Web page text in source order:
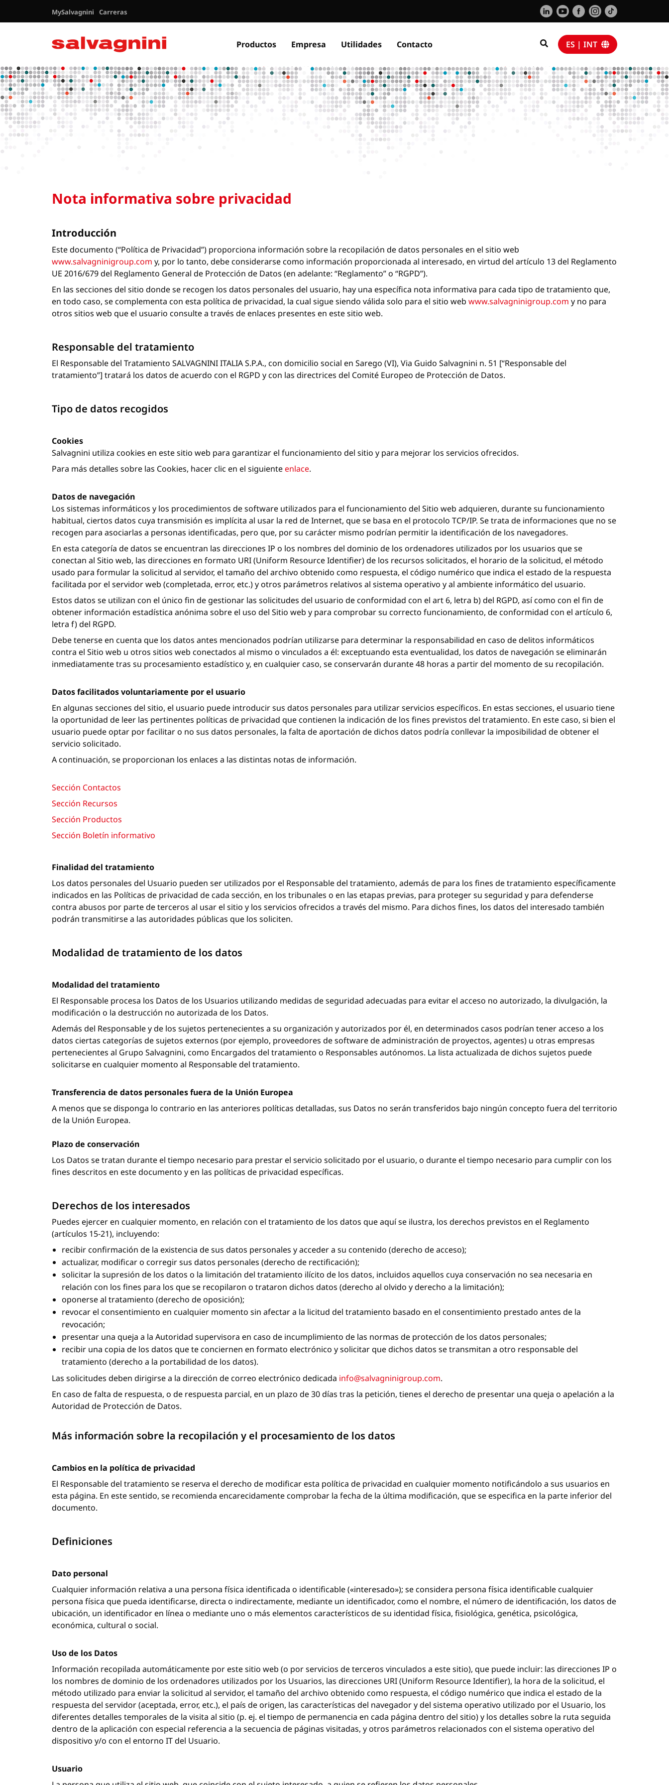
MySalvagnini Carreras
Productos Empresa Utilidades Contacto ES | INT
Nota informativa sobre privacidad
Introducción
Este documento (“Política de Privacidad”) proporciona información sobre la recopilación de datos personales en el sitio web
www.salvagninigroup.com y, por lo tanto, debe considerarse como información proporcionada al interesado, en virtud del artículo 13 del Reglamento
UE 2016/679 del Reglamento General de Protección de Datos (en adelante: “Reglamento” o “RGPD”).
En las secciones del sitio donde se recogen los datos personales del usuario, hay una específica nota informativa para cada tipo de tratamiento que,
en todo caso, se complementa con esta política de privacidad, la cual sigue siendo válida solo para el sitio web www.salvagninigroup.com y no para
otros sitios web que el usuario consulte a través de enlaces presentes en este sitio web.
Responsable del tratamiento
El Responsable del Tratamiento SALVAGNINI ITALIA S.P.A., con domicilio social en Sarego (VI), Via Guido Salvagnini n. 51 [“Responsable del
tratamiento”] tratará los datos de acuerdo con el RGPD y con las directrices del Comité Europeo de Protección de Datos.
Tipo de datos recogidos
Cookies
Salvagnini utiliza cookies en este sitio web para garantizar el funcionamiento del sitio y para mejorar los servicios ofrecidos.
Para más detalles sobre las Cookies, hacer clic en el siguienteenlace.
Datos de navegación
Los sistemas informáticos y los procedimientos de software utilizados para el funcionamiento del Sitio web adquieren, durante su funcionamiento
habitual, ciertos datos cuya transmisión es implícita al usar la red de Internet, que se basa en el protocolo TCP/IP. Se trata de informaciones que no se
recogen para asociarlas a personas identificadas, pero que, por su carácter mismo podrían permitir la identificación de los navegadores.
En esta categoría de datos se encuentran las direcciones IP o los nombres del dominio de los ordenadores utilizados por los usuarios que se
conectan al Sitio web, las direcciones en formato URI (Uniform Resource Identifier) de los recursos solicitados, el horario de la solicitud, el método
usado para formular la solicitud al servidor, el tamaño del archivo obtenido como respuesta, el código numérico que indica el estado de la respuesta
facilitada por el servidor web (completada, error, etc.) y otros parámetros relativos al sistema operativo y al ambiente informático del usuario.
Estos datos se utilizan con el único fin de gestionar las solicitudes del usuario de conformidad con el art 6, letra b) del RGPD, así como con el fin de
obtener información estadística anónima sobre el uso del Sitio web y para comprobar su correcto funcionamiento, de conformidad con el artículo 6,
letra f) del RGPD.
Debe tenerse en cuenta que los datos antes mencionados podrían utilizarse para determinar la responsabilidad en caso de delitos informáticos
contra el Sitio web u otros sitios web conectados al mismo o vinculados a él: exceptuando esta eventualidad, los datos de navegación se eliminarán
inmediatamente tras su procesamiento estadístico y, en cualquier caso, se conservarán durante 48 horas a partir del momento de su recopilación.
Datos facilitados voluntariamente por el usuario
En algunas secciones del sitio, el usuario puede introducir sus datos personales para utilizar servicios específicos. En estas secciones, el usuario tiene
la oportunidad de leer las pertinentes políticas de privacidad que contienen la indicación de los fines previstos del tratamiento. En este caso, si bien el
usuario puede optar por facilitar o no sus datos personales, la falta de aportación de dichos datos podría conllevar la imposibilidad de obtener el
servicio solicitado.
A continuación, se proporcionan los enlaces a las distintas notas de información.
Sección Contactos
Sección Recursos
Sección Productos
Sección Boletín informativo
Finalidad del tratamiento
Los datos personales del Usuario pueden ser utilizados por el Responsable del tratamiento, además de para los fines de tratamiento específicamente
indicados en las Políticas de privacidad de cada sección, en los tribunales o en las etapas previas, para proteger su seguridad y para defenderse
contra abusos por parte de terceros al usar el sitio y los servicios ofrecidos a través del mismo. Para dichos fines, los datos del interesado también
podrán transmitirse a las autoridades públicas que los soliciten.
Modalidad de tratamiento de los datos
Modalidad del tratamiento
El Responsable procesa los Datos de los Usuarios utilizando medidas de seguridad adecuadas para evitar el acceso no autorizado, la divulgación, la
modificación o la destrucción no autorizada de los Datos.
Además del Responsable y de los sujetos pertenecientes a su organización y autorizados por él, en determinados casos podrían tener acceso a los
datos ciertas categorías de sujetos externos (por ejemplo, proveedores de software de administración de proyectos, agentes) u otras empresas
pertenecientes al Grupo Salvagnini, como Encargados del tratamiento o Responsables autónomos. La lista actualizada de dichos sujetos puede
solicitarse en cualquier momento al Responsable del tratamiento.
Transferencia de datos personales fuera de la Unión Europea
A menos que se disponga lo contrario en las anteriores políticas detalladas, sus Datos no serán transferidos bajo ningún concepto fuera del territorio
de la Unión Europea.
Plazo de conservación
Los Datos se tratan durante el tiempo necesario para prestar el servicio solicitado por el usuario, o durante el tiempo necesario para cumplir con los
fines descritos en este documento y en las políticas de privacidad específicas.
Derechos de los interesados
Puedes ejercer en cualquier momento, en relación con el tratamiento de los datos que aquí se ilustra, los derechos previstos en el Reglamento
(artículos 15-21), incluyendo:
recibir confirmación de la existencia de sus datos personales y acceder a su contenido (derecho de acceso);
actualizar, modificar o corregir sus datos personales (derecho de rectificación);
solicitar la supresión de los datos o la limitación del tratamiento ilícito de los datos, incluidos aquellos cuya conservación no sea necesaria en
relación con los fines para los que se recopilaron o trataron dichos datos (derecho al olvido y derecho a la limitación);
oponerse al tratamiento (derecho de oposición);
revocar el consentimiento en cualquier momento sin afectar a la licitud del tratamiento basado en el consentimiento prestado antes de la
revocación;
presentar una queja a la Autoridad supervisora en caso de incumplimiento de las normas de protección de los datos personales;
recibir una copia de los datos que te conciernen en formato electrónico y solicitar que dichos datos se transmitan a otro responsable del
tratamiento (derecho a la portabilidad de los datos).
Las solicitudes deben dirigirse a la dirección de correo electrónico dedicada info@salvagninigroup.com.
En caso de falta de respuesta, o de respuesta parcial, en un plazo de 30 días tras la petición, tienes el derecho de presentar una queja o apelación a la
Autoridad de Protección de Datos.
Más información sobre la recopilación y el procesamiento de los datos
Cambios en la política de privacidad
El Responsable del tratamiento se reserva el derecho de modificar esta política de privacidad en cualquier momento notificándolo a sus usuarios en
esta página. En este sentido, se recomienda encarecidamente comprobar la fecha de la última modificación, que se especifica en la parte inferior del
documento.
Definiciones
Dato personal
Cualquier información relativa a una persona física identificada o identificable («interesado»); se considera persona física identificable cualquier
persona física que pueda identificarse, directa o indirectamente, mediante un identificador, como el nombre, el número de identificación, los datos de
ubicación, un identificador en línea o mediante uno o más elementos característicos de su identidad física, fisiológica, genética, psicológica,
económica, cultural o social.
Uso de los Datos
Información recopilada automáticamente por este sitio web (o por servicios de terceros vinculados a este sitio), que puede incluir: las direcciones IP o
los nombres de dominio de los ordenadores utilizados por los Usuarios, las direcciones URI (Uniform Resource Identifier), la hora de la solicitud, el
método utilizado para enviar la solicitud al servidor, el tamaño del archivo obtenido como respuesta, el código numérico que indica el estado de la
respuesta del servidor (aceptada, error, etc.), el país de origen, las características del navegador y del sistema operativo utilizado por el Usuario, los
diferentes detalles temporales de la visita al sitio (p. ej. el tiempo de permanencia en cada página dentro del sitio) y los detalles sobre la ruta seguida
dentro de la aplicación con especial referencia a la secuencia de páginas visitadas, y otros parámetros relacionados con el sistema operativo del
dispositivo y/o con el entorno IT del Usuario.
Usuario